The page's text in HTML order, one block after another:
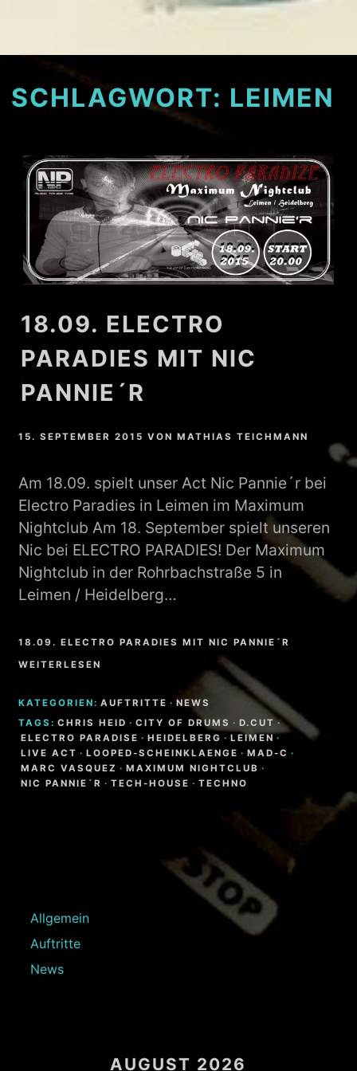
SCHLAGWORT: LEIMEN
18.09. ELECTRO
PARADIES MIT NIC
PANNIE´R
15. SEPTEMBER 2015 VONMATHIAS TEICHMANN
Am 18.09. spielt unser Act Nic Pannie´r bei
Electro Paradies in Leimen im Maximum
Nightclub Am 18. September spielt unseren
Nic bei ELECTRO PARADIES! Der Maximum
Nightclub in der Rohrbachstraße 5 in
Leimen / Heidelberg…
18.09. ELECTRO PARADIES MIT NIC PANNIE´R
WEITERLESEN
KATEGORIEN: AUFTRITTE · NEWS
TAGS: CHRIS HEID · CITY OF DRUMS · D.CUT ·
ELECTRO PARADISE · HEIDELBERG · LEIMEN ·
LIVE ACT · LOOPED-SCHEINKLAENGE · MAD-C ·
MARC VASQUEZ · MAXIMUM NIGHTCLUB ·
NIC PANNIE´R · TECH-HOUSE · TECHNO
Allgemein
Auftritte
News
AUGUST 2026